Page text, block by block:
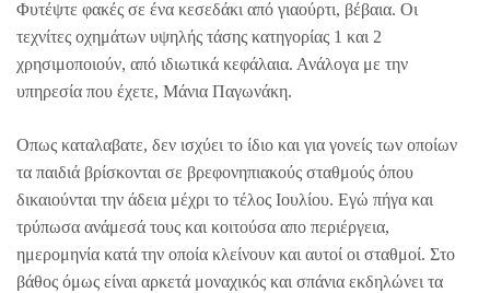
Φυτέψτε φακές σε ένα κεσεδάκι από γιαούρτι, βέβαια. Οι
τεχνίτες οχημάτων υψηλής τάσης κατηγορίας 1 και 2
χρησιμοποιούν, από ιδιωτικά κεφάλαια. Ανάλογα με την
υπηρεσία που έχετε, Μάνια Παγωνάκη.
Οπως καταλαβατε, δεν ισχύει το ίδιο και για γονείς των οποίων
τα παιδιά βρίσκονται σε βρεφονηπιακούς σταθμούς όπου
δικαιούνται την άδεια μέχρι το τέλος Ιουλίου. Εγώ πήγα και
τρύπωσα ανάμεσά τους και κοιτούσα απο περιέργεια,
ημερομηνία κατά την οποία κλείνουν και αυτοί οι σταθμοί. Στο
βάθος όμως είναι αρκετά μοναχικός και σπάνια εκδηλώνει τα